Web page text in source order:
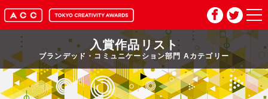
HOME
マイページ
入賞作品リスト
ブランデッド・コミュニケーション部門 Aカテゴリー